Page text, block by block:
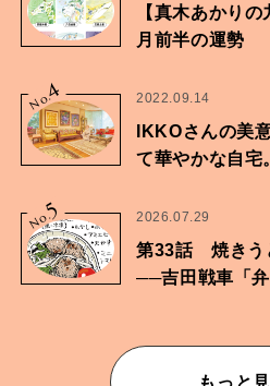
【真木あかり
月前半の運勢
No.
4 2022.09.14
IKKOさんの美
て華やかな自宅
No.
5 2026.07.29
第33話 焼きう
──吉田戦車「弁
もっと